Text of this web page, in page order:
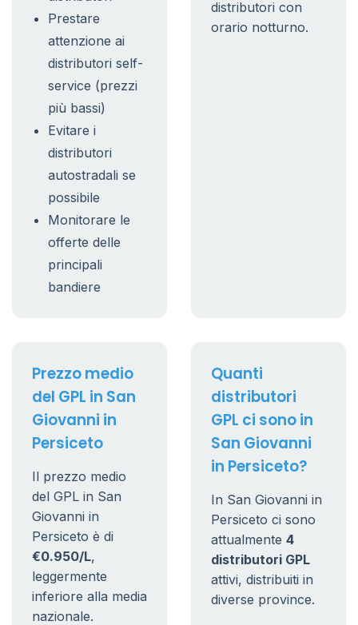
Prestare
attenzione ai
distributori self-
service (prezzi
più bassi)
Evitare i
distributori
autostradali se
possibile
Monitorare le
offerte delle
principali
bandiere
distributori con
orario notturno.
Prezzo medio
del GPL in San
Giovanni in
Persiceto
Il prezzo medio
del GPL in San
Giovanni in
Persiceto è di
€0.950/L,
leggermente
inferiore alla media
nazionale.
Quanti
distributori
GPL ci sono in
San Giovanni
in Persiceto?
In San Giovanni in
Persiceto ci sono
attualmente 4
distributori GPL
attivi, distribuiti in
diverse province.